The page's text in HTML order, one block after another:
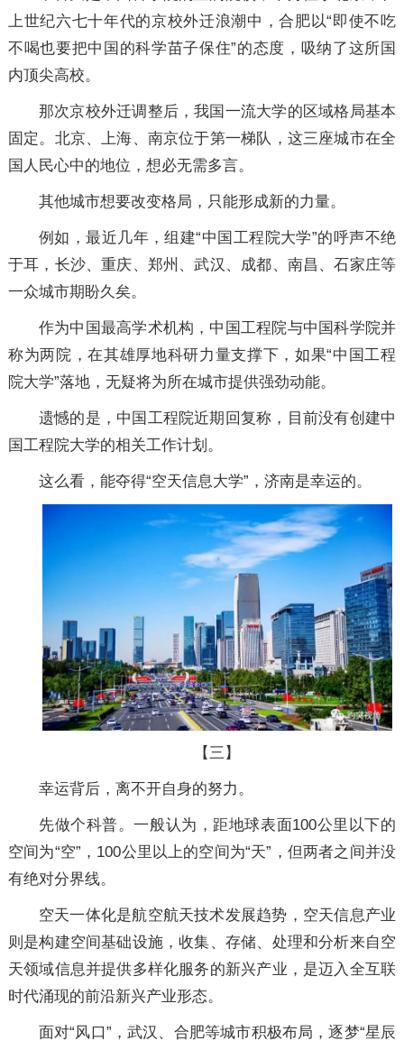
上世纪六七十年代的京校外迁浪潮中，合肥以“即使不吃
不喝也要把中国的科学苗子保住”的态度，吸纳了这所国
内顶尖高校。
那次京校外迁调整后，我国一流大学的区域格局基本
固定。北京、上海、南京位于第一梯队，这三座城市在全
国人民心中的地位，想必无需多言。
其他城市想要改变格局，只能形成新的力量。
例如，最近几年，组建“中国工程院大学”的呼声不绝
于耳，长沙、重庆、郑州、武汉、成都、南昌、石家庄等
一众城市期盼久矣。
作为中国最高学术机构，中国工程院与中国科学院并
称为两院，在其雄厚地科研力量支撑下，如果“中国工程
院大学”落地，无疑将为所在城市提供强劲动能。
遗憾的是，中国工程院近期回复称，目前没有创建中
国工程院大学的相关工作计划。
这么看，能夺得“空天信息大学”，济南是幸运的。
【三】
幸运背后，离不开自身的努力。
先做个科普。一般认为，距地球表面100公里以下的
空间为“空”，100公里以上的空间为“天”，但两者之间并没
有绝对分界线。
空天一体化是航空航天技术发展趋势，空天信息产业
则是构建空间基础设施，收集、存储、处理和分析来自空
天领域信息并提供多样化服务的新兴产业，是迈入全互联
时代涌现的前沿新兴产业形态。
面对“风口”，武汉、合肥等城市积极布局，逐梦“星辰